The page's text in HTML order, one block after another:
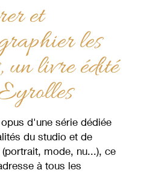
et
les
un livre édité
d'une série dédiée
du studio et de
mode, nu...), ce
à tous les